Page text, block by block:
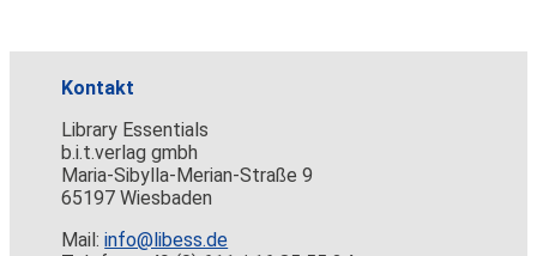
Kontakt
Library Essentials
b.i.t.verlag gmbh
Maria-Sibylla-Merian-Straße 9
65197 Wiesbaden
Mail:info@libess.de